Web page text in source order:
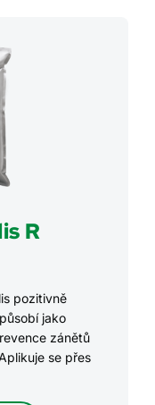
R
pozitivně
jako
zánětů
se přes